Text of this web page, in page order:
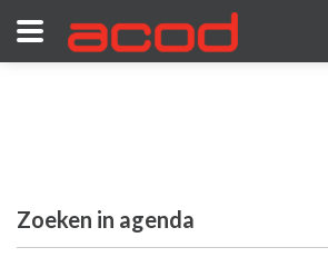
Zoeken in agenda